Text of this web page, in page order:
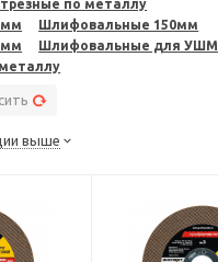
по металлу
Шлифовальные 150мм
Шлифовальные для УШМ
выше